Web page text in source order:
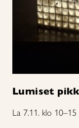
Lumiset
La 7.11. klo 10–15